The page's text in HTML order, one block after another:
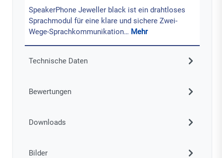
SpeakerPhone Jeweller black ist ein drahtloses
Sprachmodul für eine klare und sichere Zwei-
Wege-Sprachkommunikation… Mehr
Technische Daten
Bewertungen
Downloads
Bilder